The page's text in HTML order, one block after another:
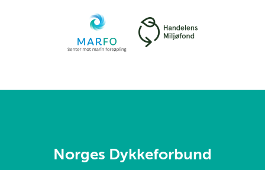
Norges Dykkeforbund